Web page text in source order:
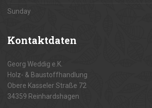
Sunday
Kontaktdaten
Georg Weddig e.K.
Holz- & Baustoffhandlung
Obere Kasseler Straße 72
34359 Reinhardshagen